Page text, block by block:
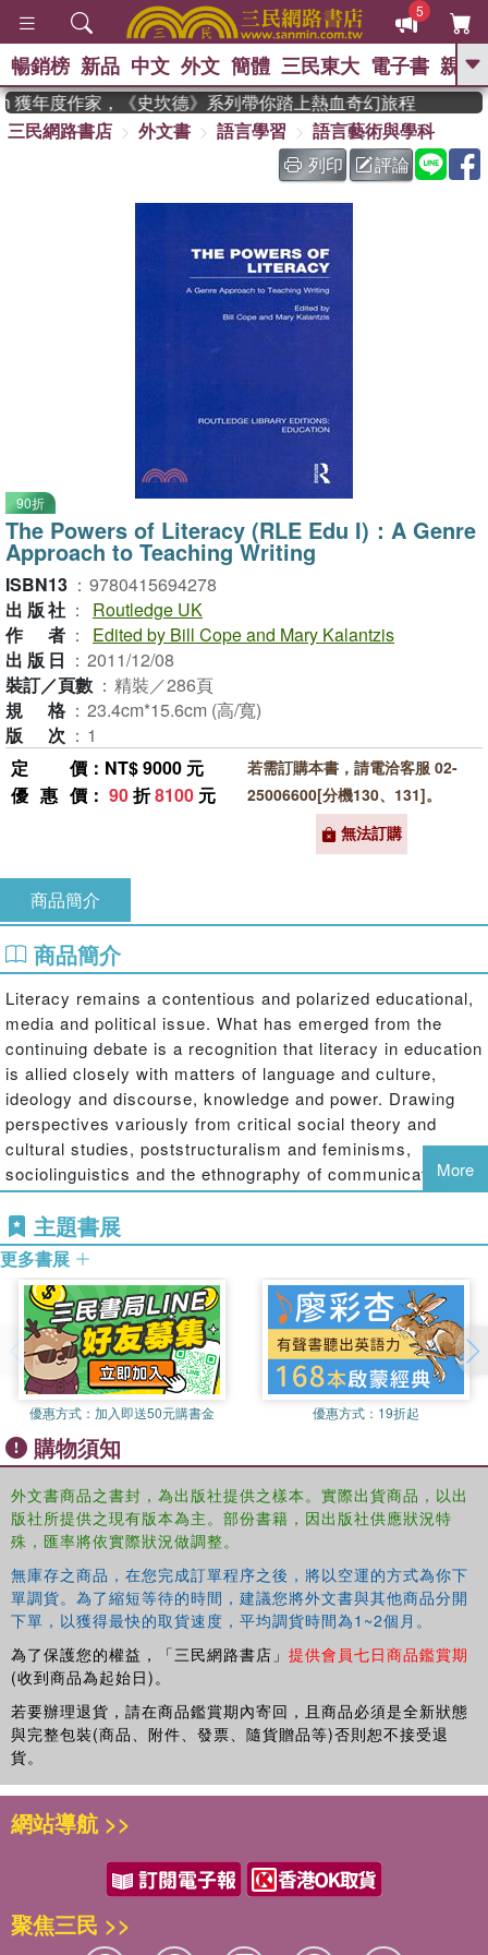
5
GO
熱搜： 東野圭吾 、 The Odyssey
如果歷史是一群喵 、 國際布克獎 臺灣
、 方念華 、 台灣的李登輝時
代 、 數學女孩：黎曼猜想
暢銷榜 新品 中文 外文 簡體 三民東大 電子書 親子
年度作家，《史坎德》系列帶你踏上熱血奇幻旅程
三民網路書店
外文書 語言學習
語言藝術與學科
列印
評論
90折
The Powers of Literacy (RLE Edu I)：A Genre
Approach to Teaching Writing
ISBN13 ： 9780415694278
出版社 ：
Routledge UK
作者 ：
Edited by Bill Cope and Mary Kalantzis
出版日 ： 2011/12/08
裝訂／頁數 ： 精裝／286頁
規格 ： 23.4cm*15.6cm (高/寬)
版次 ： 1
定價 ：NT$ 9000 元
優惠價 ： 90折8100 元
若需訂購本書，請電洽客服 02-
25006600[分機130、131]。
無法訂購
商品簡介
商品簡介
Literacy remains a contentious and polarized educational,
media and political issue. What has emerged from the
continuing debate is a recognition that literacy in education
is allied closely with matters of language and culture,
ideology and discourse, knowledge and power. Drawing
perspectives variously from critical social theory and
cultural studies, poststructuralism and feminisms,
sociolinguistics and the ethnography of communication,
social history and comparative education, the contributors
begin a critical interrogation of taken-for-granted
assumptions which have guided educational policy,
research and practice.
More
主題書展
更多書展
優惠方式： 加入即送50元購書金 優惠方式： 19折起
購物須知
外文書商品之書封，為出版社提供之樣本。實際出貨商品，以出
版社所提供之現有版本為主。部份書籍，因出版社供應狀況特
殊，匯率將依實際狀況做調整。
無庫存之商品，在您完成訂單程序之後，將以空運的方式為你下
單調貨。為了縮短等待的時間，建議您將外文書與其他商品分開
下單，以獲得最快的取貨速度，平均調貨時間為1~2個月。
為了保護您的權益，「三民網路書店」 提供會員七日商品鑑賞期
(收到商品為起始日)。
若要辦理退貨，請在商品鑑賞期內寄回，且商品必須是全新狀態
與完整包裝(商品、附件、發票、隨貨贈品等)否則恕不接受退
貨。
網站導航 >>
聚焦三民 >>